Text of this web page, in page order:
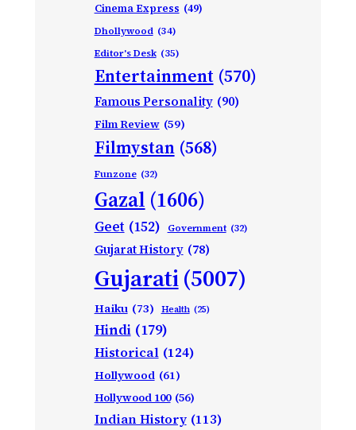
Cinema Express (49)
Dhollywood (34)
Editor's Desk (35)
Entertainment (570)
Famous Personality (90)
Film Review (59)
Filmystan (568)
Funzone (32)
Gazal (1606)
Geet (152) Government (32)
Gujarat History (78)
Gujarati(5007)
Haiku (73) Health (25)
Hindi (179)
Historical (124)
Hollywood (61)
Hollywood 100 (56)
Indian History (113)